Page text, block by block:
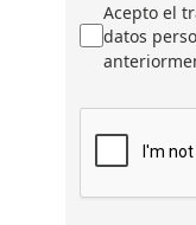
Acepto el
datos